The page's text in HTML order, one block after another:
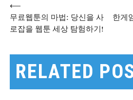
글
탐
색
⟵
무료웹툰의 마법: 당신을 사
로잡을 웹툰 세상 탐험하기!
한게
RELATED